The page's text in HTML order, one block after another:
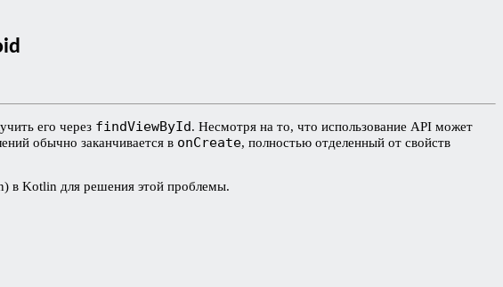
его через findViewById. Несмотря на то, что использование API может
обычно заканчивается в onCreate, полностью отделенный от свойств
в Kotlin для решения этой проблемы.